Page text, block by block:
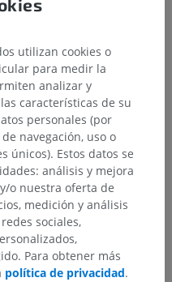
utilizan cookies o
para medir la
analizar y
características de su
personales (por
navegación, uso o
únicos). Estos datos se
análisis y mejora
o nuestra oferta de
medición y análisis
sociales,
Para obtener más
política de privacidad.